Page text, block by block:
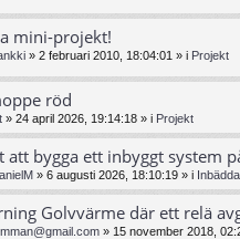
mini-projekt!
» 2 februari 2010, 18:04:01 » i Projekt
röd
» 24 april 2026, 19:14:18 » i Projekt
att bygga ett inbyggt system
» 6 augusti 2026, 18:10:19 » i
Golvvärme där ett relä
» 15 november 2018,